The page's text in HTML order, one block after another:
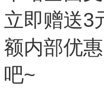
立即赠送3
额内部优
吧~